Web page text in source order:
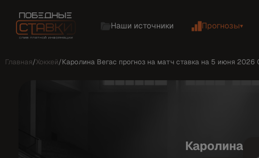
Наши источники Прогнозы▾
Главная/Хоккей/Каролина Вегас прогноз на матч ставка на 5 июня 2026
Каролина